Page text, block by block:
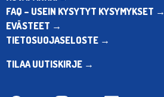
FAQ – USEIN KYSYTYT KYSYMYKSET →
EVÄSTEET →
TIETOSUOJASELOSTE →
TILAA UUTISKIRJE →